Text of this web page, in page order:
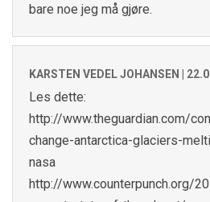
bare noe jeg må gjøre.
KARSTEN VEDEL JOHANSEN |
Les dette:
http://www.theguardian.com/
change-antarctica-glaciers-
nasa
http://www.counterpunch.org/